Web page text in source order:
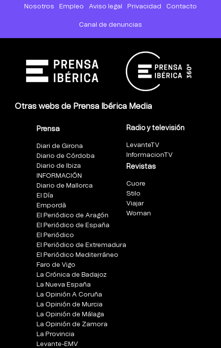
Nosotros Empleo Aviso legal Privacidad Contacto
Canal de denuncias
Otras webs de Prensa Ibérica Media
Prensa
Diari de Girona
Diario de Córdoba
Diario de Ibiza
INFORMACIÓN
Diario de Mallorca
El Día
Empordà
El Periódico de Aragón
El Periódico de España
El Periódico
El Periódico de Extremadura
El Periódico Mediterráneo
Faro de Vigo
La Crónica de Badajoz
La Nueva España
La Opinión A Coruña
La Opinión de Murcia
La Opinión de Málaga
La Opinión de Zamora
La Provincia
Levante-EMV
Radio y televisión
LevanteTV
InformacionTV
Revistas
Cuore
Stilo
Viajar
Woman